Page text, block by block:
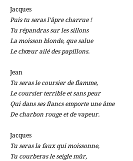
Jacques
Puis tu seras l’âpre charrue !
Tu répandras sur les sillons
La moisson blonde, que salue
Le chœur ailé des papillons.
Jean
Tu seras le coursier de flamme,
Le coursier terrible et sans peur
Qui dans ses flancs emporte une âme
De charbon rouge et de vapeur.
Jacques
Tu seras la faux qui moissonne,
Tu courberas le seigle mûr,